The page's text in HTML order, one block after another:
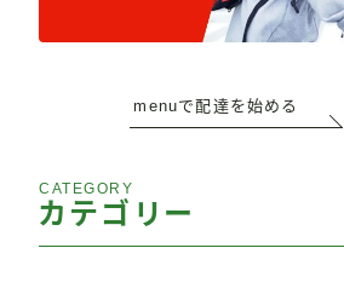
menuで配達を始める
CATEGORY
カテゴリー